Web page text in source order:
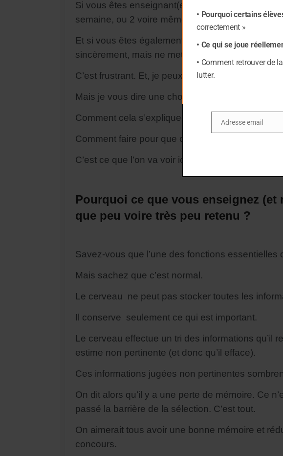
Si vous êtes enseignant(e), vous avez
semaine, ou 2 voire même la veille.
Et si vous êtes également parents, vous avez
sincèrement, mais ne mettent pas en pratique.
C’est frustrant. Et, je peux vous dire que je
Mais je vous dire une chose : c’est tout à fait
Comment cela s’explique-t-il ?
Comment faire pour que ce que vous pouvez
C’est ce que l’on va voir ici.
Pourquoi ce que vous enseignez (et
que peu voire très peu retenu ?
Savez-vous que l’une des fonctions essentielles
Mais sachez que c’est normal.
Le cerveau ne peut pas stocker toutes les
Il conserve seulement ce qui est important.
Le cerveau effectue un tri des informations qu’il
estime non pertinente (et donc qu’il efface).
Ces informations jugées non pertinentes
On dit alors qu’il y a une perte de mémoire. Ce
passé la barrière de la sélection. C’est tout.
On aimerait tous avoir une bonne mémoire et
concours.
• Pourquoi certains
correctement »
• Ce qui se joue
• Comment retrouver de
lutter.
Email
Adresse email